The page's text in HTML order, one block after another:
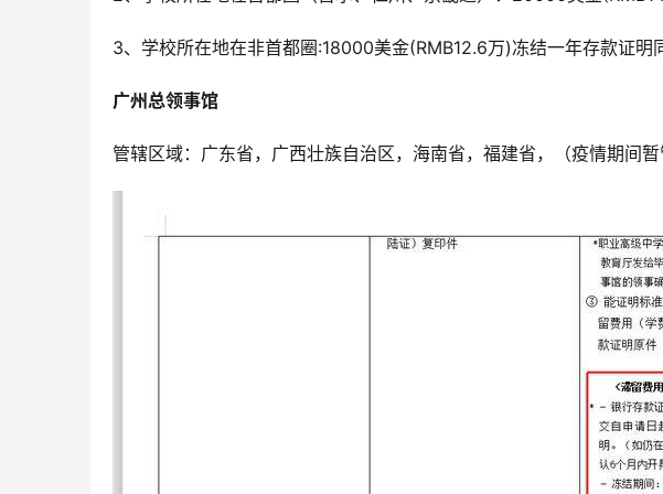
3、学校所在地在非首都圈:18000美金(RMB12.6万)冻结一年存款证明
广州总领事馆
管辖区域：广东省，广西壮族自治区，海南省，福建省，（疫情期间暂